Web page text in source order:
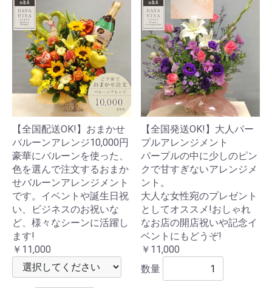
【全国配送OK!】おまかせ
バルーンアレンジ10,000円
豪華にバルーンを使った、
色を選んで注文するおまか
せバルーンアレンジメント
です。イベントや誕生日祝
い、ビジネスのお祝いな
ど、様々なシーンに活躍し
ます!
￥11,000
【全国発送OK!】大人パー
プルアレンジメント
パープルの中に少しのピン
クで甘すぎないアレンジメ
ント。
大人な女性宛のプレゼント
としてオススメ!おしゃれ
なお店の開店祝いや記念イ
ベントにもどうぞ!
￥11,000
数量